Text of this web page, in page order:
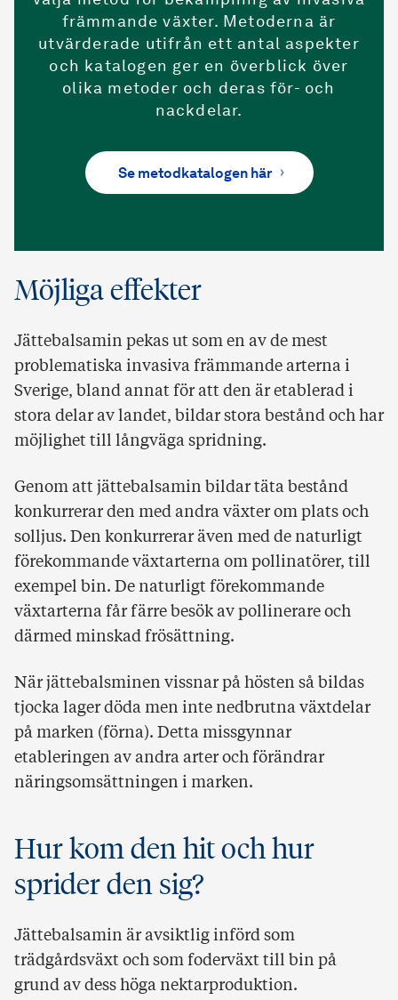
främmande växter. Metoderna är
utvärderade utifrån ett antal aspekter
och katalogen ger en överblick över
olika metoder och deras för- och
nackdelar.
Se metodkatalogen här
Möjliga effekter
Jättebalsamin pekas ut som en av de mest
problematiska invasiva främmande arterna i
Sverige, bland annat för att den är etablerad i
stora delar av landet, bildar stora bestånd och har
möjlighet till långväga spridning.
Genom att jättebalsamin bildar täta bestånd
konkurrerar den med andra växter om plats och
solljus. Den konkurrerar även med de naturligt
förekommande växtarterna om pollinatörer, till
exempel bin. De naturligt förekommande
växtarterna får färre besök av pollinerare och
därmed minskad frösättning.
När jättebalsminen vissnar på hösten så bildas
tjocka lager döda men inte nedbrutna växtdelar
på marken (förna). Detta missgynnar
etableringen av andra arter och förändrar
näringsomsättningen i marken.
Hur kom den hit och hur
sprider den sig?
Jättebalsamin är avsiktlig införd som
trädgårdsväxt och som foderväxt till bin på
grund av dess höga nektarproduktion.